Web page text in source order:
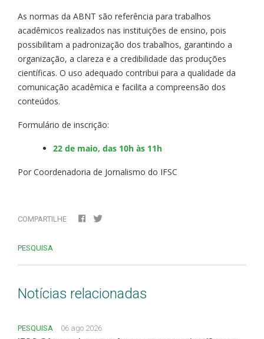
As normas da ABNT são referência para trabalhos
acadêmicos realizados nas instituições de ensino, pois
possibilitam a padronização dos trabalhos, garantindo a
organização, a clareza e a credibilidade das produções
científicas. O uso adequado contribui para a qualidade da
comunicação acadêmica e facilita a compreensão dos
conteúdos.
Formulário de inscrição:
22 de maio, das 10h às 11h
Por Coordenadoria de Jornalismo do IFSC
COMPARTILHE
PESQUISA
Notícias relacionadas
PESQUISA 06 ago 2026